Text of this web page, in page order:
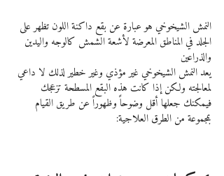
النمش الشيخوخي هو عبارة عن بقع داكنة اللون تظهر على
الجلد في المناطق المعرضة لأشعة الشمش كالوجه واليدين
والذراعين
يعد النمش الشيخوخي غير مؤذي وغير خطير لذلك لا داعي
لمعالجته ولكن إذا كانت هذه البقع المسطحة تزعجك
فيمكنك جعلها أقل وضوحاً وظهوراً عن طريق القيام
بمجموعة من الطرق العلاجية: